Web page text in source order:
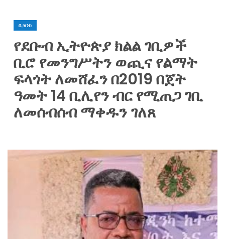
ቢዝነስ
የደቡብ ኢትዮጵያ ክልል ገቢዎች
ቢሮ የመንግሥትን ወጪና የልማት
ፍላጎት ለመሸፈን በ2019 በጀት
ዓመት 14 ቢሊየን ብር የሚጠጋ ገቢ
ለመሰብሰብ ማቀዱን ገለጸ